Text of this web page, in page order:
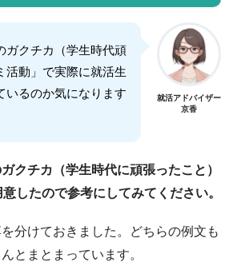
ガクチカ（学生時代頑
活動」で実際に就活生
いるのか気になります
就活アドバイザー
京香
クチカ（学生時代に頑張ったこと）
したので参考にしてみてください。
分けておきました。どちらの例文も
とまとまっています。